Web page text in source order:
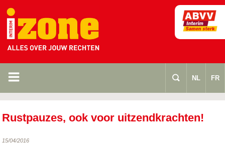
m s NL FR
Rustpauzes, ook voor uitzendkrachten!
15/04/2016